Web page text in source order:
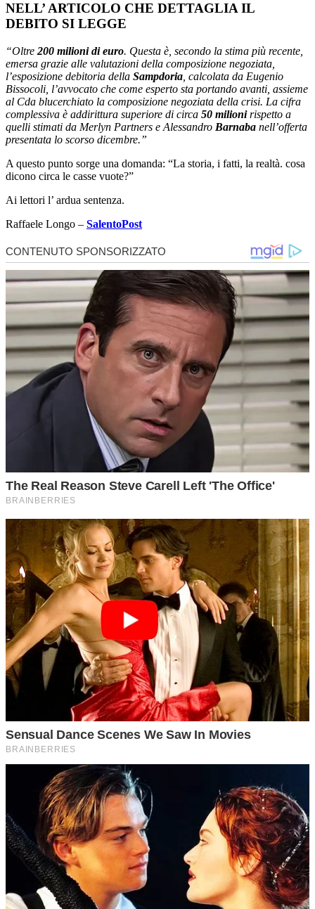
NELL’ ARTICOLO CHE DETTAGLIA IL
DEBITO SI LEGGE
“Oltre 200 milioni di euro. Questa è, secondo la stima più recente,
emersa grazie alle valutazioni della composizione negoziata,
l’esposizione debitoria della Sampdoria , calcolata da Eugenio
Bissocoli, l’avvocato che come esperto sta portando avanti, assieme
al Cda blucerchiato la composizione negoziata della crisi. La cifra
complessiva è addirittura superiore di circa 50 milionirispetto a
quelli stimati da Merlyn Partners e Alessandro Barnaba nell’offerta
presentata lo scorso dicembre.”
A questo punto sorge una domanda: “La storia, i fatti, la realtà. cosa
dicono circa le casse vuote?”
Ai lettori l’ ardua sentenza.
Raffaele Longo – SalentoPost